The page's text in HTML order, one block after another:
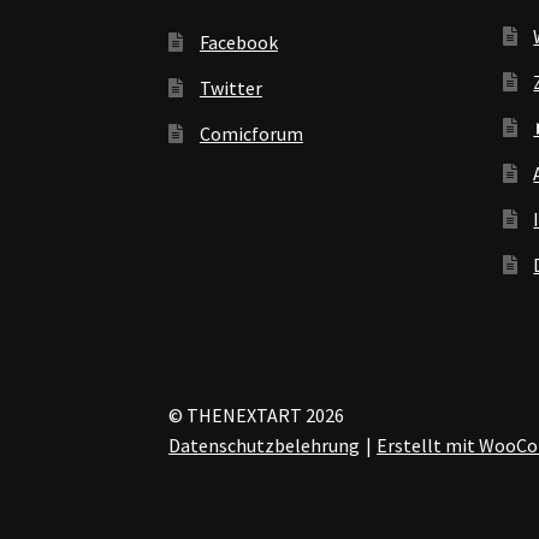
Facebook
Twitter
Comicforum
© THENEXTART 2026
Datenschutzbelehrung
Erstellt mit